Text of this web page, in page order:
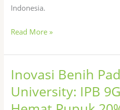
Indonesia.
Read More »
Inovasi Benih
University: IPB
Inovasi
Benih
Padi